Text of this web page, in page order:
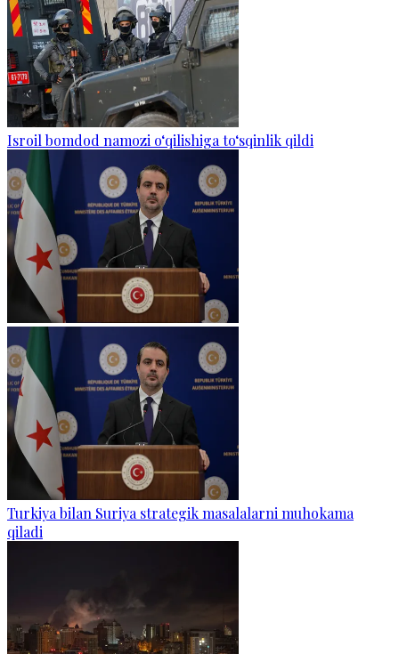
Isroil bomdod namozi o‘qilishiga to‘sqinlik qildi
Turkiya bilan Suriya strategik masalalarni muhokama
qiladi